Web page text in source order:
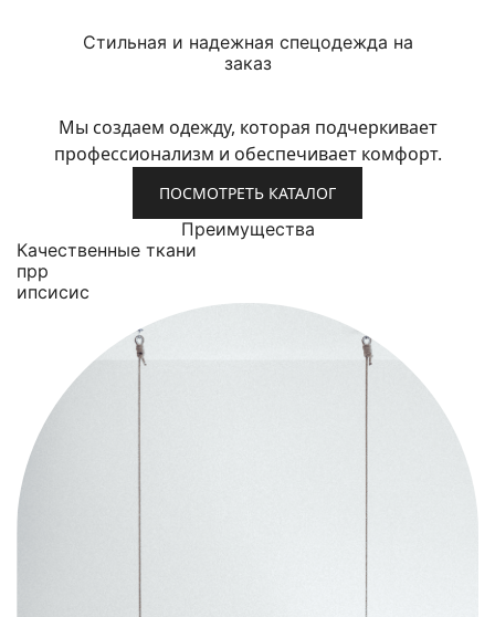
Стильная и надежная спецодежда на
заказ
Мы создаем одежду, которая подчеркивает
профессионализм и обеспечивает комфорт.
ПОСМОТРЕТЬ КАТАЛОГ
Преимущества
Качественные ткани
прр
ипсисис